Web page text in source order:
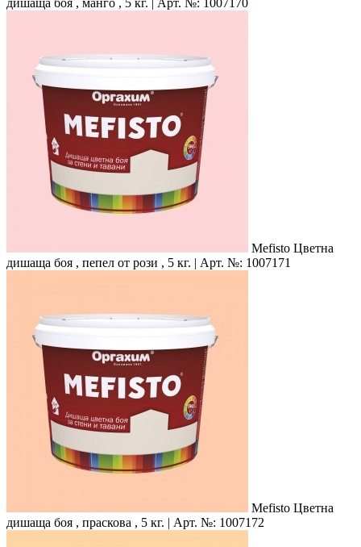
дишаща боя , манго , 5 кг. | Арт. №: 1007170
Mefisto Цветна
дишаща боя , пепел от рози , 5 кг. | Арт. №: 1007171
Mefisto Цветна
дишаща боя , праскова , 5 кг. | Арт. №: 1007172